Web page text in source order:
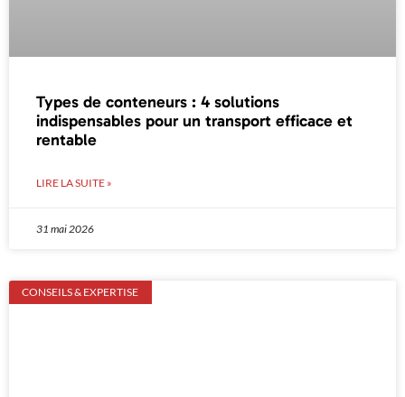
Types de conteneurs : 4 solutions
indispensables pour un transport efficace et
rentable
LIRE LA SUITE »
31 mai 2026
CONSEILS & EXPERTISE